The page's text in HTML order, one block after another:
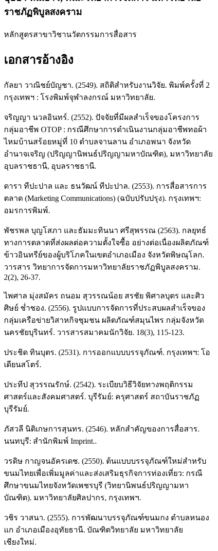
ราชภัฏพิบูลสงคราม
หลักสูตรสาขาวิชานวัตกรรมการสื่อสาร
เอกสารอ้างอิง
กัลยา วาณิชย์บัญชา. (2549). สถิติสำหรับงานวิจัย. พิมพ์ครั้งที่ 2
กรุงเทพฯ : โรงพิมพ์จุฬาลงกรณ์ มหาวิทยาลัย.
จริญญา นวลอินทร์. (2552). ปัจจัยที่มีผลสำเร็จของโครงการ
กลุ่มอาชีพ OTOP : กรณีศึกษาการดำเนินงานกลุ่มอาชีพทอผ้า
ไหมบ้านสร้อยหมู่ที่ 10 ตำบลจานลาน อำเภอพนา จังหวัด
อำนาจเจริญ (ปริญญานิพนธ์ปริญญามหาบัณฑิต), มหาวิทยาลัย
อุบลราชธานี, อุบลราชธานี.
ดารา ทีปะปาล และ ธนวัฒน์ ทีปะปาล. (2553). การสื่อสารการ
ตลาด (Marketing Communications) (ฉบับปรับปรุง). กรุงเทพฯ:
อมรการพิมพ์.
พัชรพล บุญโสภา และธัมมะทินนา ศรีสุพรรณ (2563). กลยุทธ์
ทางการตลาดที่ส่งผลต่อความตั้งใจซื้อ อย่างต่อเนื่องผลิตภัณฑ์
ข้าวอินทรีย์ของผู้บริโภคในเขตอําเภอเมือง จังหวัดพิษณุโลก.
วารสาร วิทยาการจัดการมหาวิทยาลัยราชภัฏพิบูลสงคราม.
2(2), 26-37.
ไพศาล มุ่งสมัคร ถนอม สุวรรณน้อย สรชัย พิศาลบุตร และศิว
ศิษย์ ช่ำชอง. (2556). รูปแบบการจัดการที่ประสบผลสำเร็จของ
กลุ่มเครือข่ายวิสาหกิจชุมชน ผลิตภัณฑ์สมุนไพร กลุ่มจังหวัด
นครชัยบุรินทร์. วารสารสมาคมนักวิจัย. 18(3), 115-123.
ประชิด ทินบุตร. (2531). การออกแบบบรรจุภัณฑ์. กรุงเทพฯ: โอ
เดียนสโตร์.
ประทีป สุวรรณรักษ์. (2542). ระเบียบวิธีวิจัยทางพฤติกรรม
ศาสตร์และสังคมศาสตร์. บุรีรัมย์: ครุศาสตร์ สถาบันราชภัฏ
บุรีรัมย์.
ภัสวลี นิติเกษการสุนทร. (2546). หลักสำคัญของการสื่อสาร.
นนทบุรี: สำนักพิมพ์ Imprint..
วรดิษ กาญจนอัครเดช. (2550). ต้นแบบบรรจุภัณฑ์ใหม่สำหรับ
ขนมไทยเพื่อเพิ่มมูลค่าและส่งเสริมธุรกิจการท่องเที่ยว: กรณี
ศึกษาขนมไทยจังหวัดเพชรบุรี (วิทยานิพนธ์ปริญญามหา
บัณฑิต). มหาวิทยาลัยศิลปากร, กรุงเทพฯ.
วชิร วาสนา. (2555). การพัฒนาบรรจุภัณฑ์ขนมกง ตำบลหนอง
แก อำเภอเมืองอุทัยธานี. บัณฑิตวิทยาลัย มหาวิทยาลัย
เชียงใหม่.